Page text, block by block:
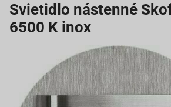
Svietidlo nástenné
6500 K inox